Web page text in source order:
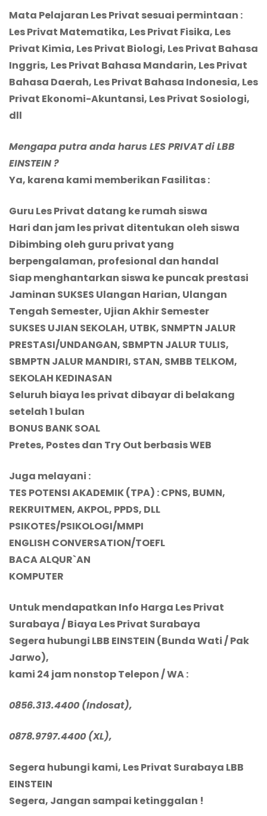
Mata Pelajaran Les Privat sesuai permintaan :
Les Privat Matematika, Les Privat Fisika, Les
Privat Kimia, Les Privat Biologi, Les Privat Bahasa
Inggris, Les Privat Bahasa Mandarin, Les Privat
Bahasa Daerah, Les Privat Bahasa Indonesia, Les
Privat Ekonomi-Akuntansi, Les Privat Sosiologi,
dll
Mengapa putra anda harus LES PRIVAT di LBB
EINSTEIN ?
Ya, karena kami memberikan Fasilitas :
Guru Les Privat datang ke rumah siswa
Hari dan jam les privat ditentukan oleh siswa
Dibimbing oleh guru privat yang
berpengalaman, profesional dan handal
Siap menghantarkan siswa ke puncak prestasi
Jaminan SUKSES Ulangan Harian, Ulangan
Tengah Semester, Ujian Akhir Semester
SUKSES UJIAN SEKOLAH, UTBK, SNMPTN JALUR
PRESTASI/UNDANGAN, SBMPTN JALUR TULIS,
SBMPTN JALUR MANDIRI, STAN, SMBB TELKOM,
SEKOLAH KEDINASAN
Seluruh biaya les privat dibayar di belakang
setelah 1 bulan
BONUS BANK SOAL
Pretes, Postes dan Try Out berbasis WEB
Juga melayani :
TES POTENSI AKADEMIK (TPA) : CPNS, BUMN,
REKRUITMEN, AKPOL, PPDS, DLL
PSIKOTES/PSIKOLOGI/MMPI
ENGLISH CONVERSATION/TOEFL
BACA ALQUR`AN
KOMPUTER
Untuk mendapatkan Info Harga Les Privat
Surabaya / Biaya Les Privat Surabaya
Segera hubungi LBB EINSTEIN (Bunda Wati / Pak
Jarwo),
kami 24 jam nonstop Telepon/ WA:
0856.313.4400 (Indosat),
0878.9797.4400 (XL),
Segera hubungi kami, Les Privat Surabaya LBB
EINSTEIN
Segera, Jangan sampai ketinggalan !